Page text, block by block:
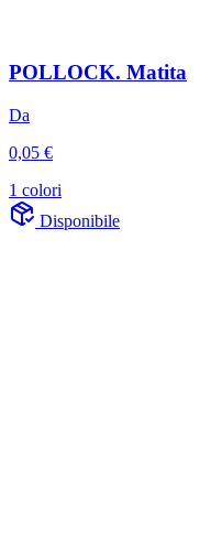
POLLOCK. Matita
Da
0,05 €
1 colori
Disponibile